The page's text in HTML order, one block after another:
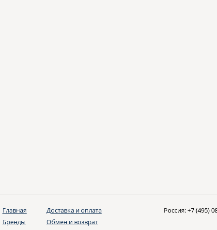
Главная
Бренды
Доставка и оплата
Обмен и возврат
Россия:+7 (495)